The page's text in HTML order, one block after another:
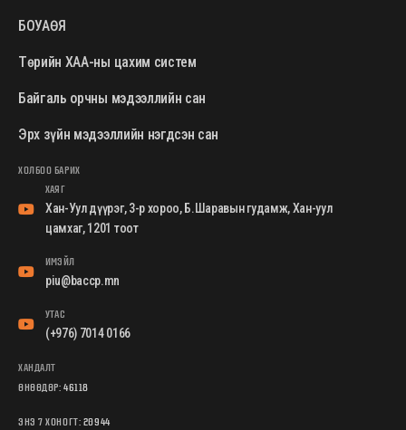
БОУАӨЯ
Төрийн ХАА-ны цахим систем
Байгаль орчны мэдээллийн сан
Эрх зүйн мэдээллийн нэгдсэн сан
ХОЛБОО БАРИХ
ХАЯГ
Хан-Уул дүүрэг, 3-р хороо, Б.Шаравын гудамж, Хан-уул
цамхаг, 1201 тоот
ИМЭЙЛ
piu@baccp.mn
УТАС
(+976) 7014 0166
ХАНДАЛТ
ӨНӨӨДӨР:46118
ЭНЭ 7 ХОНОГТ:20944